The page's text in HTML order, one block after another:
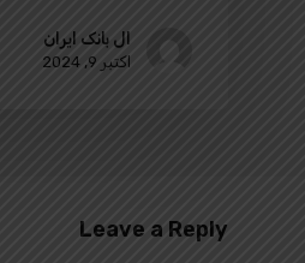
ال بانک ایران
اکتبر 9, 2024
Leave a Reply